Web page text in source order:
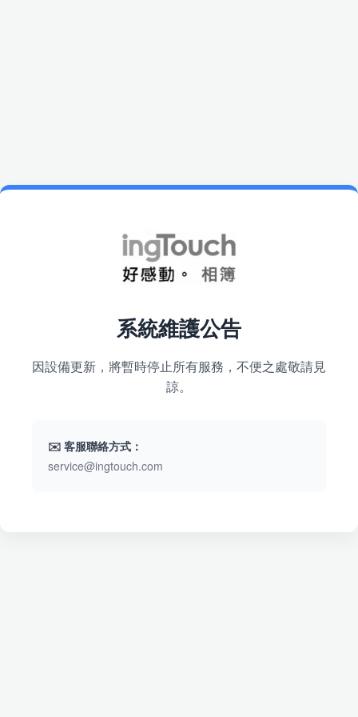
系統維護公告
因設備更新，將暫時停止所有服務，不便之處敬請見
諒。
✉️ 客服聯絡方式：
service@ingtouch.com